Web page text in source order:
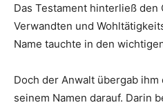
Das Testament hinterließ
Verwandten und
Name tauchte in den
Doch der Anwalt übergab
seinem Namen darauf. Darin